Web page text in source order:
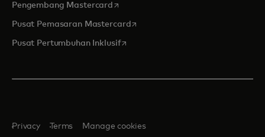
Pengembang Mastercard opens in a new tab
Pusat Pemasaran Mastercardopens in a new tab
Pusat Pertumbuhan Inklusifopens in a new tab
Privacy Terms Manage cookies